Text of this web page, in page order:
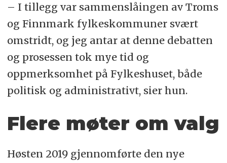
– I tillegg var sammenslåingen av Troms
og Finnmark fylkeskommuner svært
omstridt, og jeg antar at denne debatten
og prosessen tok mye tid og
oppmerksomhet på Fylkeshuset, både
politisk og administrativt, sier hun.
Flere møter om valg
Høsten 2019 gjennomførte den nye